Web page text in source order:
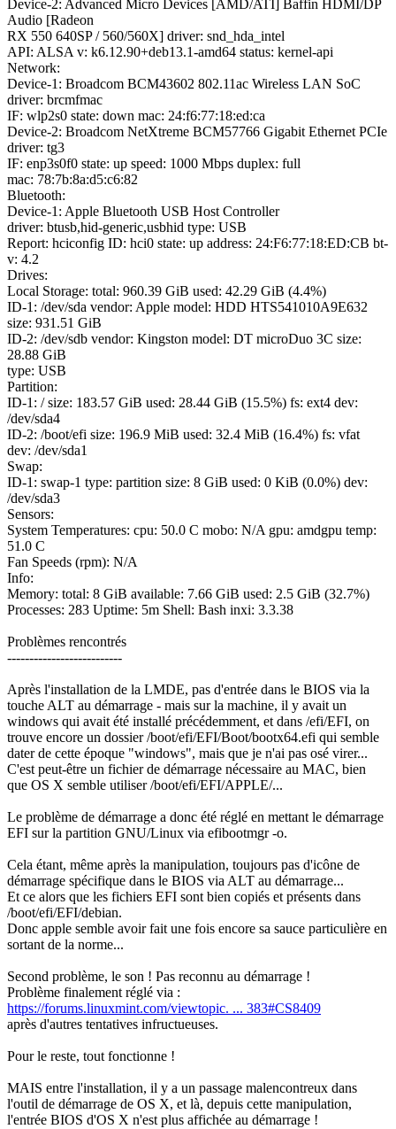
Device-2: Advanced Micro Devices [AMD/ATI] Baffin HDMI/DP
Audio [Radeon
RX 550 640SP / 560/560X] driver: snd_hda_intel
API: ALSA v: k6.12.90+deb13.1-amd64 status: kernel-api
Network:
Device-1: Broadcom BCM43602 802.11ac Wireless LAN SoC
driver: brcmfmac
IF: wlp2s0 state: down mac: 24:f6:77:18:ed:ca
Device-2: Broadcom NetXtreme BCM57766 Gigabit Ethernet PCIe
driver: tg3
IF: enp3s0f0 state: up speed: 1000 Mbps duplex: full
mac: 78:7b:8a:d5:c6:82
Bluetooth:
Device-1: Apple Bluetooth USB Host Controller
driver: btusb,hid-generic,usbhid type: USB
Report: hciconfig ID: hci0 state: up address: 24:F6:77:18:ED:CB bt-
v: 4.2
Drives:
Local Storage: total: 960.39 GiB used: 42.29 GiB (4.4%)
ID-1: /dev/sda vendor: Apple model: HDD HTS541010A9E632
size: 931.51 GiB
ID-2: /dev/sdb vendor: Kingston model: DT microDuo 3C size:
28.88 GiB
type: USB
Partition:
ID-1: / size: 183.57 GiB used: 28.44 GiB (15.5%) fs: ext4 dev:
/dev/sda4
ID-2: /boot/efi size: 196.9 MiB used: 32.4 MiB (16.4%) fs: vfat
dev: /dev/sda1
Swap:
ID-1: swap-1 type: partition size: 8 GiB used: 0 KiB (0.0%) dev:
/dev/sda3
Sensors:
System Temperatures: cpu: 50.0 C mobo: N/A gpu: amdgpu temp:
51.0 C
Fan Speeds (rpm): N/A
Info:
Memory: total: 8 GiB available: 7.66 GiB used: 2.5 GiB (32.7%)
Processes: 283 Uptime: 5m Shell: Bash inxi: 3.3.38
Problèmes rencontrés
--------------------------
Après l'installation de la LMDE, pas d'entrée dans le BIOS via la
touche ALT au démarrage - mais sur la machine, il y avait un
windows qui avait été installé précédemment, et dans /efi/EFI, on
trouve encore un dossier /boot/efi/EFI/Boot/bootx64.efi qui semble
dater de cette époque "windows", mais que je n'ai pas osé virer...
C'est peut-être un fichier de démarrage nécessaire au MAC, bien
que OS X semble utiliser /boot/efi/EFI/APPLE/...
Le problème de démarrage a donc été réglé en mettant le démarrage
EFI sur la partition GNU/Linux via efibootmgr -o.
Cela étant, même après la manipulation, toujours pas d'icône de
démarrage spécifique dans le BIOS via ALT au démarrage...
Et ce alors que les fichiers EFI sont bien copiés et présents dans
/boot/efi/EFI/debian.
Donc apple semble avoir fait une fois encore sa sauce particulière en
sortant de la norme...
Second problème, le son ! Pas reconnu au démarrage !
Problème finalement réglé via :
https://forums.linuxmint.com/viewtopic. ... 383#CS8409
après d'autres tentatives infructueuses.
Pour le reste, tout fonctionne !
MAIS entre l'installation, il y a un passage malencontreux dans
l'outil de démarrage de OS X, et là, depuis cette manipulation,
l'entrée BIOS d'OS X n'est plus affichée au démarrage !